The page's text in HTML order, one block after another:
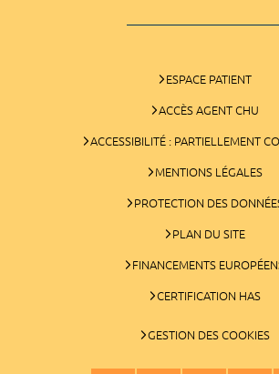
ESPACE PATIENT
ACCÈS AGENT CHU
ACCESSIBILITÉ : PARTIELLEMENT
MENTIONS LÉGALES
PROTECTION DES
PLAN DU SITE
FINANCEMENTS
CERTIFICATION HAS
GESTION DES COOKIES